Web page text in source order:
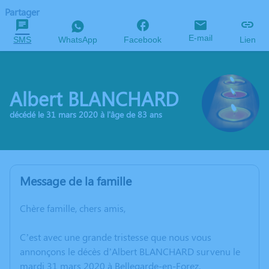
Partager
SMS WhatsApp Facebook E-mail Lien
Albert BLANCHARD
décédé le 31 mars 2020 à l'âge de 83 ans
Message de la famille
Chère famille, chers amis,
C’est avec une grande tristesse que nous vous
annonçons le décès d’Albert BLANCHARD survenu le
mardi 31 mars 2020 à Bellegarde-en-Forez.